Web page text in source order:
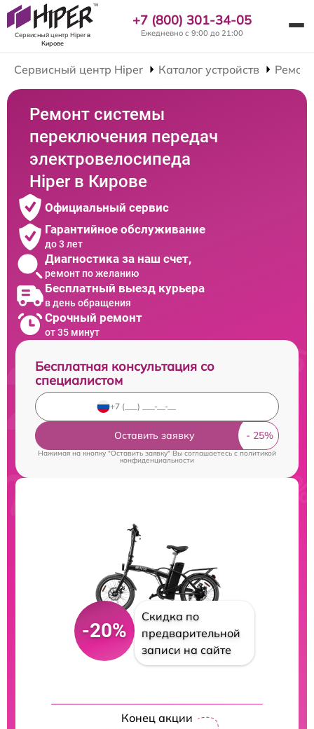
Сервисный центр Hiperв
Кирове
+7 (800) 301-34-05
Ежедневно с 9:00 до 21:00
Сервисный центр Hiper Каталог устройств
Ремонт системы
переключения передач
электровелосипеда
Hiper в Кирове
Официальный сервис
Гарантийное обслуживание
до 3 лет
Диагностика за наш счет,
ремонт по желанию
Бесплатный выезд курьера
в день обращения
Срочный ремонт
от 35 минут
Бесплатная консультация со
специалистом
Оставить заявку
Нажимая на кнопку "Оставить заявку" Вы соглашаетесь cполитикой
конфиденциальности
-20%
Скидка по
предварительной
записи на сайте
Конец акции